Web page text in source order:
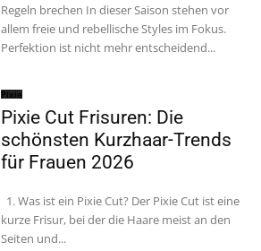
Regeln brechen In dieser Saison stehen vor
allem freie und rebellische Styles im Fokus.
Perfektion ist nicht mehr entscheidend...
Pixie
Pixie Cut Frisuren: Die
schönsten Kurzhaar-Trends
für Frauen 2026
1. Was ist ein Pixie Cut? Der Pixie Cut ist eine
kurze Frisur, bei der die Haare meist an den
Seiten und...